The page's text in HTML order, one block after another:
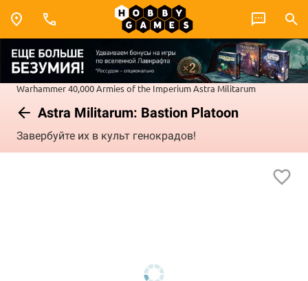
Warhammer 40,000Armies of the ImperiumAstra Militarum
Astra Militarum: Bastion Platoon
Завербуйте их в культ генокрадов!